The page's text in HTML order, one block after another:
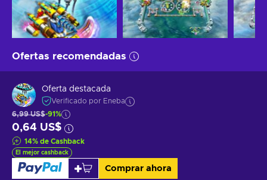
Ofertas recomendadas
Oferta destacada
Verificado por Eneba
6,99 US$-91%
0,64 US$
14% de Cashback
El mejor cashback
Comprar ahora